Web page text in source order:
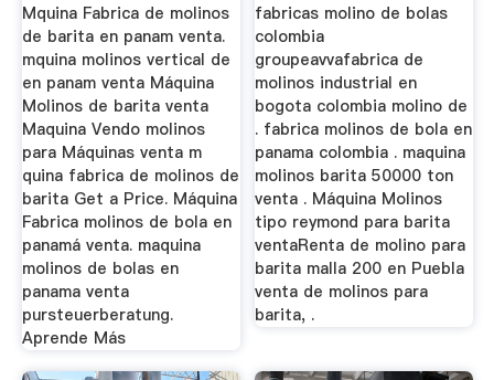
Mquina Fabrica de molinos
de barita en panam venta.
mquina molinos vertical de
en panam venta Máquina
Molinos de barita venta
Maquina Vendo molinos
para Máquinas venta m
quina fabrica de molinos de
barita Get a Price. Máquina
Fabrica molinos de bola en
panamá venta. maquina
molinos de bolas en
panama venta
pursteuerberatung.
Aprende Más
fabricas molino de bolas
colombia
groupeavvafabrica de
molinos industrial en
bogota colombia molino de
. fabrica molinos de bola en
panama colombia . maquina
molinos barita 50000 ton
venta . Máquina Molinos
tipo reymond para barita
ventaRenta de molino para
barita malla 200 en Puebla
venta de molinos para
barita, .